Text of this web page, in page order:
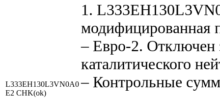
L333EH130L3VN0A0
E2 CHK(ok)
1.
модифицированная
– Евро-2. Отключен
каталитического
– Контрольные